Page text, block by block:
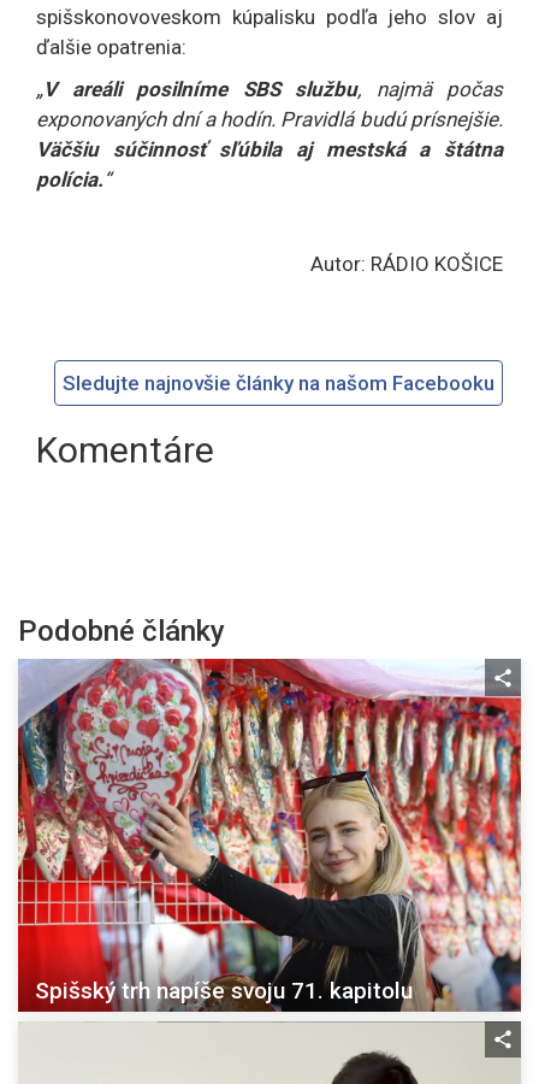
spišskonovoveskom kúpalisku podľa jeho slov aj
ďalšie opatrenia:
„V areáli posilníme SBS službu, najmä počas
exponovaných dní a hodín. Pravidlá budú prísnejšie.
Väčšiu súčinnosť sľúbila aj mestská a štátna
polícia. “
Autor: RÁDIO KOŠICE
Sledujte najnovšie články na našom Facebooku
Komentáre
Podobné články
Spišský trh napíše svoju 71. kapitolu